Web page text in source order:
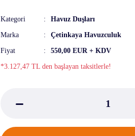
Kategori Havuz Duşları
Marka Çetinkaya Havuzculuk
Fiyat 550,00 EUR + KDV
*3.127,47 TL den başlayan taksitlerle!